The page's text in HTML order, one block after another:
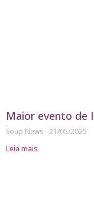
Maior evento de
Soup News 21/05/2025
Leia mais